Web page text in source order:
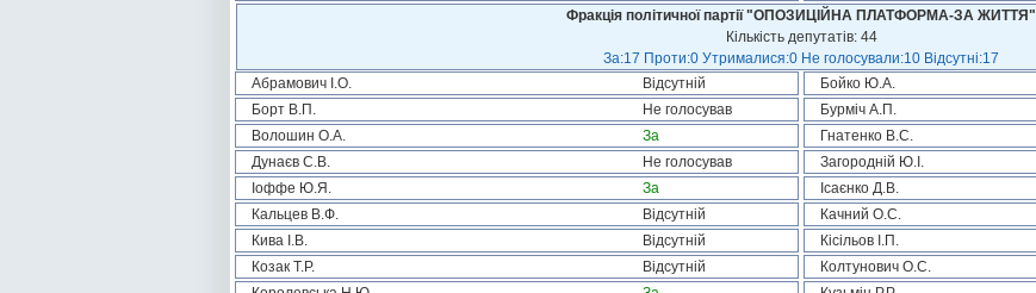
Фракція політичної партії "ОПОЗИЦІЙНА ПЛАТФОРМА-ЗА ЖИТТЯ"
Кількість депутатів: 44
За:17 Проти:0 Утрималися:0 Не голосували:10 Відсутні:17
Абрамович І.О.
Відсутній Бойко Ю.А.
Борт В.П.
Не голосував Бурміч А.П.
Волошин О.А.
За Гнатенко В.С.
Дунаєв С.В.
Не голосував Загородній Ю.І.
Іоффе Ю.Я.
За Ісаєнко Д.В.
Кальцев В.Ф.
Відсутній Качний О.С.
Кива І.В.
Відсутній Кісільов І.П.
Козак Т.Р.
Відсутній Колтунович О.С.